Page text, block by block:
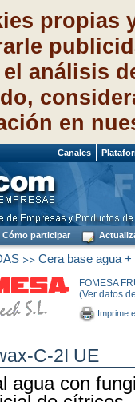
propias
análisis
en
2026 Canales
Cómo participar
>> Cera base agua
FOMESA
(Ver datos
Imprime
C-2I UE
agua con